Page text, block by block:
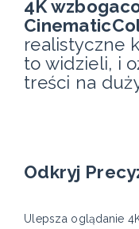
4K
realistyczne
to widzieli, i
treści na
Odkryj
Ulepsza oglądanie